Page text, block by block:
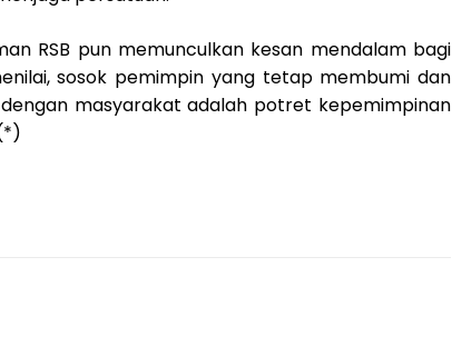
RSB pun memunculkan kesan mendalam bagi
sosok pemimpin yang tetap membumi dan
masyarakat adalah potret kepemimpinan